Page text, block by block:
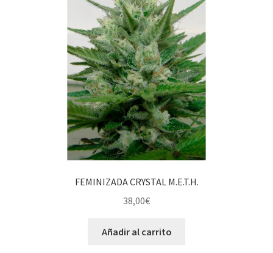
FEMINIZADA CRYSTAL M.E.T.H.
38,00€
Añadir al carrito